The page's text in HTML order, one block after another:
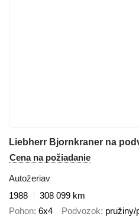
Liebherr Bjornkraner na
Cena na požiadanie
Autožeriav
1988
308 099 km
Pohon 6x4 Podvozok pružiny/